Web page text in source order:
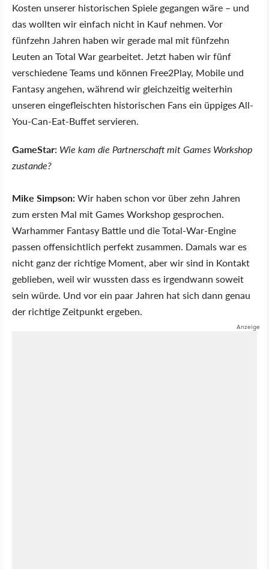
Kosten unserer historischen Spiele gegangen wäre – und
das wollten wir einfach nicht in Kauf nehmen. Vor
fünfzehn Jahren haben wir gerade mal mit fünfzehn
Leuten an Total War gearbeitet. Jetzt haben wir fünf
verschiedene Teams und können Free2Play, Mobile und
Fantasy angehen, während wir gleichzeitig weiterhin
unseren eingefleischten historischen Fans ein üppiges All-
You-Can-Eat-Buffet servieren.
GameStar: Wie kam die Partnerschaft mit Games Workshop
zustande?
Mike Simpson:Wir haben schon vor über zehn Jahren
zum ersten Mal mit Games Workshop gesprochen.
Warhammer Fantasy Battle und die Total-War-Engine
passen offensichtlich perfekt zusammen. Damals war es
nicht ganz der richtige Moment, aber wir sind in Kontakt
geblieben, weil wir wussten dass es irgendwann soweit
sein würde. Und vor ein paar Jahren hat sich dann genau
der richtige Zeitpunkt ergeben.